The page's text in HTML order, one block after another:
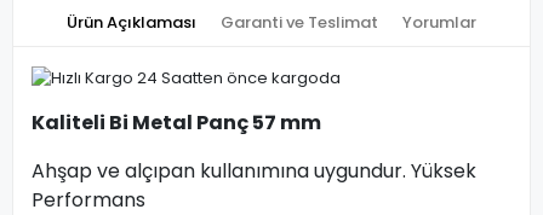
Ürün Açıklaması Garanti ve Teslimat Yorumlar
Kaliteli Bi Metal Panç 57 mm
Ahşap ve alçıpan kullanımına uygundur. Yüksek
Performans